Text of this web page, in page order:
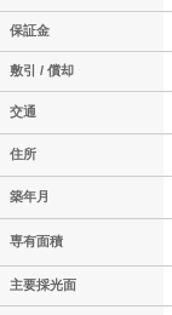
保証金
敷引 / 償却
交通
住所
築年月
専有面積
主要採光面